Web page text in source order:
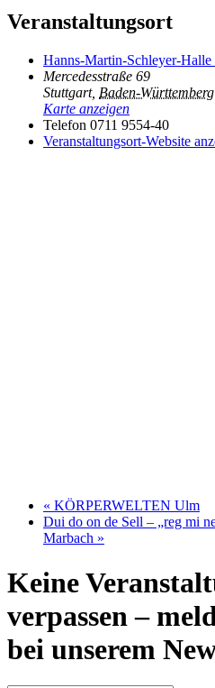
Veranstaltungsort
Hanns-Martin-Schleyer-Halle
Mercedesstraße 69
Stuttgart, Baden-Württemberg
Karte anzeigen
Telefon 0711 9554-40
Veranstaltungsort-Website
« KÖRPERWELTEN Ulm
Dui do on de Sell – „reg mi
Marbach »
Keine
verpassen –
bei unserem